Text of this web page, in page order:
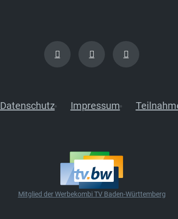
Datenschutz Impressum
Mitglied der Werbekombi TV Baden-Württemberg